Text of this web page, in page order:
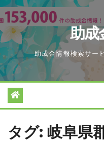
Skip
to
content
助成
助成金情報検索サー
タグ: 岐阜県